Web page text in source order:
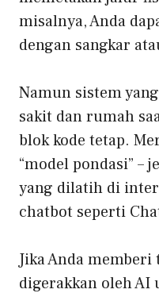
misalnya, Anda
dengan sangkar
Namun sistem
sakit dan rumah
blok kode tetap.
“model pondasi” –
yang dilatih di
chatbot seperti
Jika Anda
digerakkan oleh AI